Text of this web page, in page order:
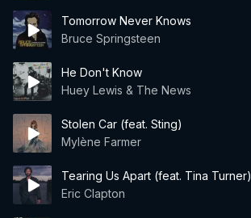
Tomorrow Never Knows
Bruce Springsteen
He Don't Know
Huey Lewis & The News
Stolen Car (feat. Sting)
Mylène Farmer
Tearing Us Apart (feat. Tina Turner)
Eric Clapton